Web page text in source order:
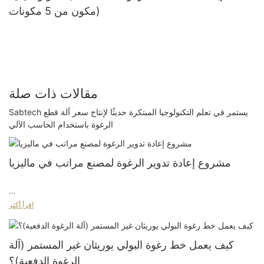
مكون من 5 مكونات)
مقالات ذات صلة
Sabtech يستمر في تعلم التكنولوجيا المبتكرة حديثًا لإنتاج سعر آلة قطع
الرغوة باستخدام الحاسب الآلي
مشروع إعادة تدوير الرغوة لمصنع مراتب في ماليزيا
جاء هذا المشروع من مصنع مراتب في ماليزيا. كان العميل يخطط لبدء
اقرأ أكثر
كيف يعمل خط رغوة البولي يوريثان غير المستمر (آلة
الرغوة الدفعية)؟